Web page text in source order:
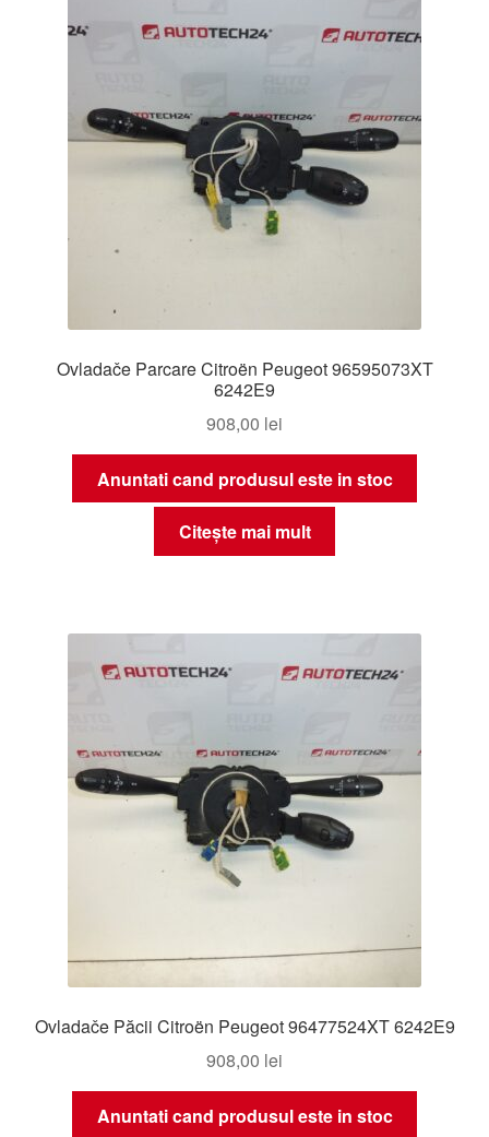
Ovladače Parcare Citroën Peugeot 96595073XT
6242E9
908,00 lei
Anuntati cand produsul este in stoc
Citește mai mult
Ovladače Păcii Citroën Peugeot 96477524XT 6242E9
908,00 lei
Anuntati cand produsul este in stoc